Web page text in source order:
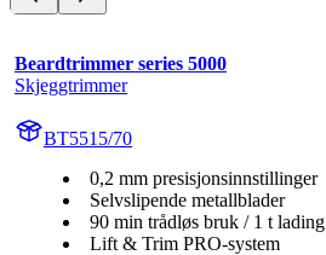
Beardtrimmer series 5000
Skjeggtrimmer
BT5515/70
0,2 mm presisjonsinnstillinger
Selvslipende metallblader
90 min trådløs bruk / 1 t lading
Lift & Trim PRO-system